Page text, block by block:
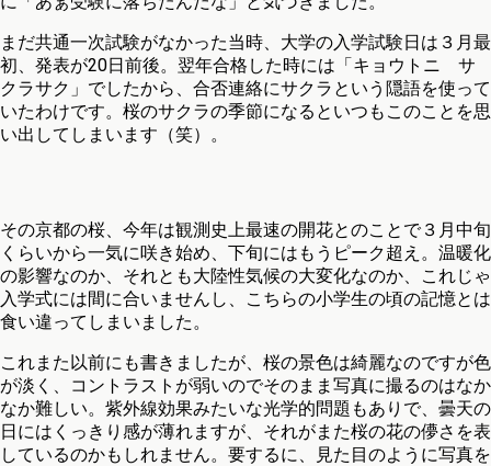
まだ共通一次試験がなかった当時、大学の入学試験日は３月最
初、発表が20日前後。翌年合格した時には「キョウトニ サ
クラサク」でしたから、合否連絡にサクラという隠語を使って
いたわけです。桜のサクラの季節になるといつもこのことを思
い出してしまいます（笑）。
その京都の桜、今年は観測史上最速の開花とのことで３月中旬
くらいから一気に咲き始め、下旬にはもうピーク超え。温暖化
の影響なのか、それとも大陸性気候の大変化なのか、これじゃ
入学式には間に合いませんし、こちらの小学生の頃の記憶とは
食い違ってしまいました。
これまた以前にも書きましたが、桜の景色は綺麗なのですが色
が淡く、コントラストが弱いのでそのまま写真に撮るのはなか
なか難しい。紫外線効果みたいな光学的問題もありで、曇天の
日にはくっきり感が薄れますが、それがまた桜の花の儚さを表
しているのかもしれません。要するに、見た目のように写真を